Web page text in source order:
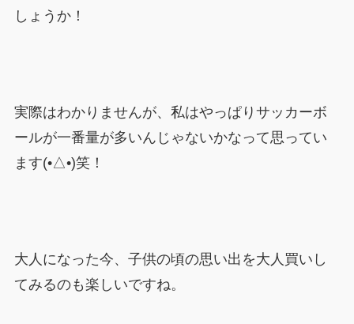
しょうか！
実際はわかりませんが、私はやっぱりサッカーボ
ールが一番量が多いんじゃないかなって思ってい
ます(•△•)笑！
大人になった今、子供の頃の思い出を大人買いし
てみるのも楽しいですね。